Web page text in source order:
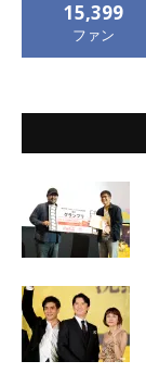
15,399
ファン